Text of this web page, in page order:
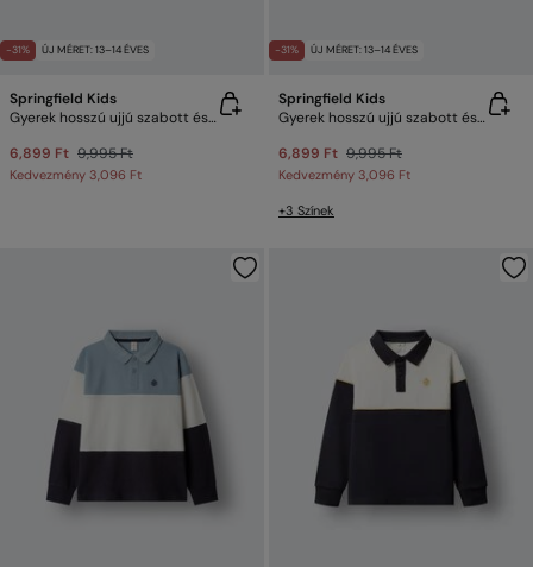
-31% ÚJ MÉRET: 13–14 ÉVES
Springfield Kids
Gyerek hosszú ujjú szabott és varrott galléros póló
6,899 Ft 9,995 Ft
Kedvezmény 3,096 Ft
-31% ÚJ MÉRET: 13–14 ÉVES
Springfield Kids
Gyerek hosszú ujjú szabott és varrott galléros póló
6,899 Ft 9,995 Ft
Kedvezmény 3,096 Ft
+3 Színek